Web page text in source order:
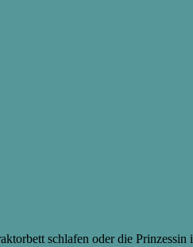
schlafen oder die